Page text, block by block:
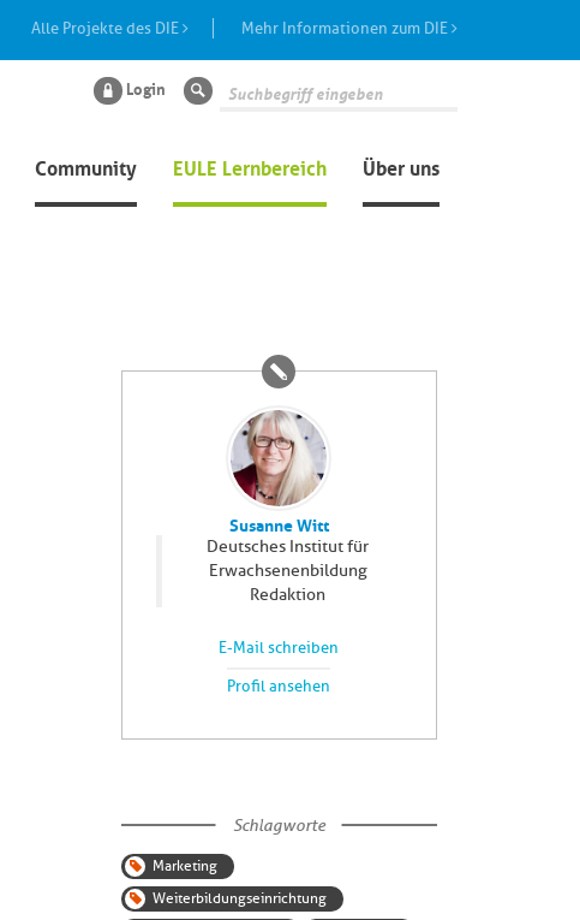
Alle Projekte des DIE Mehr Informationen zum DIE
Community EULE Lernbereich Über uns
Login Suche
Susanne Witt
Deutsches Institut für
Erwachsenenbildung
Redaktion
E-Mail schreiben
Profil ansehen
Schlagworte
Marketing
Weiterbildungseinrichtung